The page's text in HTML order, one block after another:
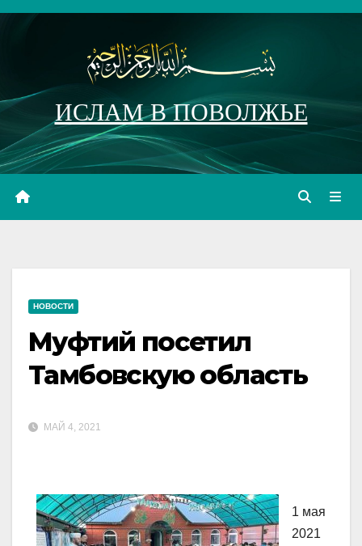
Перейти
ИСЛАМ В ПОВОЛЖЬЕ
НОВОСТИ
Муфтий посетил
Тамбовскую область
МАЙ 4, 2021
1 мая
2021